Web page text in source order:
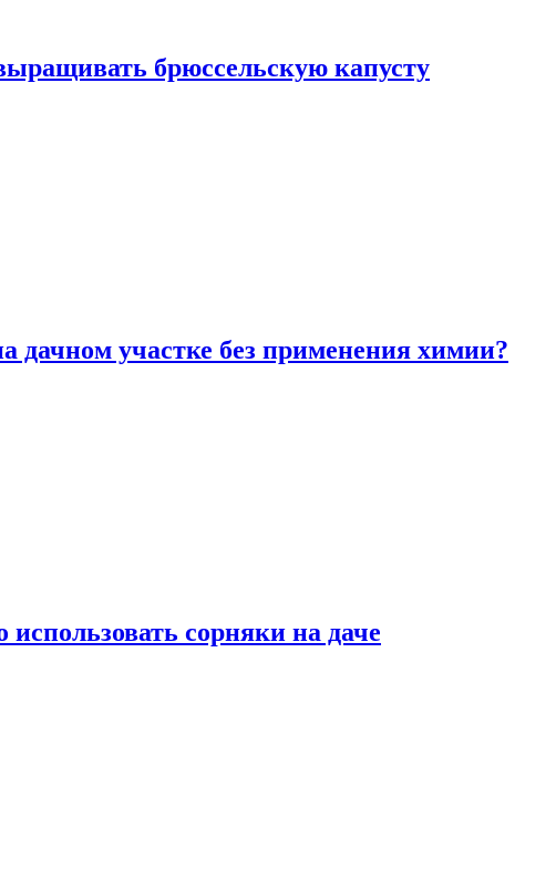
брюссельскую капусту
дачном участке без применения химии?
сорняки на даче